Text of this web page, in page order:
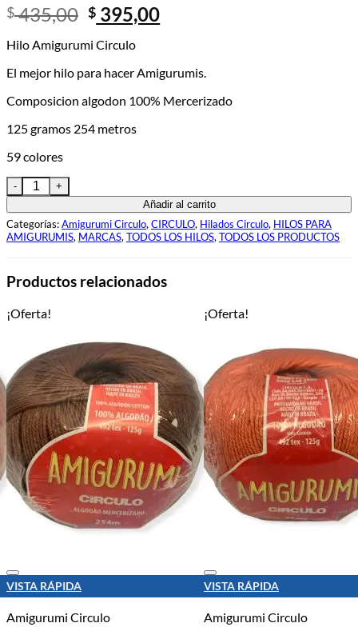
$435,00 El
precio
original
era:
$ 395,00El
precio
es:
Hilo Amigurumi Circulo
El mejor hilo para hacer Amigurumis.
Composicion algodon 100% Mercerizado
125 gramos 254 metros
59 colores
Hilo Amigurumi 3154 cantidad
Añadir al carrito
Categorías:Amigurumi Circulo, CIRCULO, Hilados Circulo, HILOS PARA
AMIGURUMIS, MARCAS, TODOS LOS HILOS, TODOS LOS PRODUCTOS
Productos relacionados
¡Oferta!
Añadir a la lista de deseos
VISTA RÁPIDA
Amigurumi Circulo
¡Oferta!
Añadir a la lista
VISTA RÁPIDA
Amigurumi Circulo